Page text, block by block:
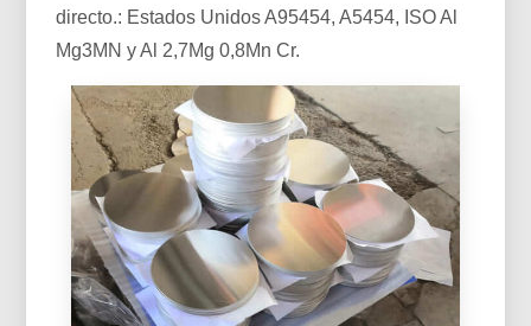
directo.: Estados Unidos A95454, A5454, ISO Al
Mg3MN y Al 2,7Mg 0,8Mn Cr.